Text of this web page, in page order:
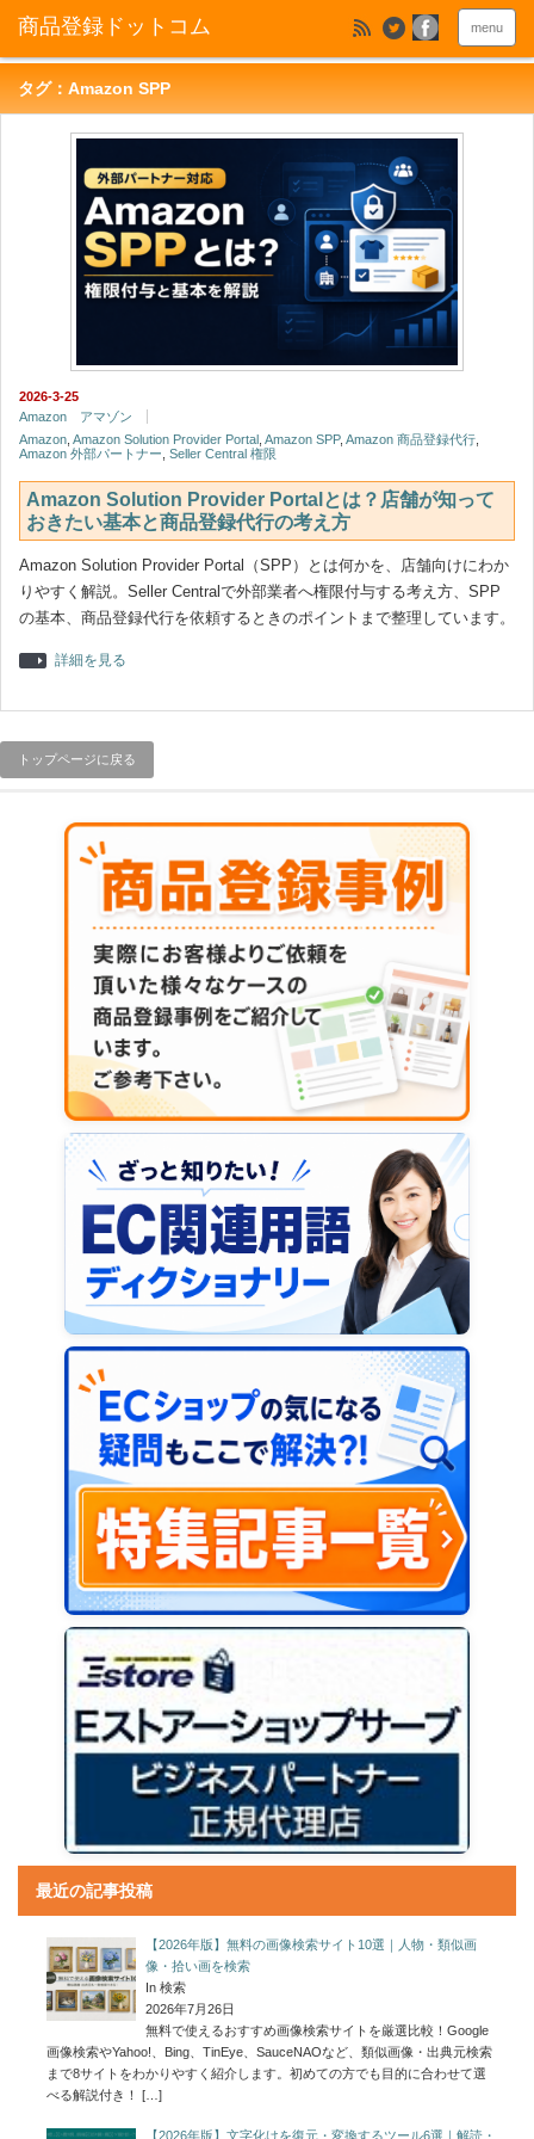
menu
タグ：Amazon SPP
2026-3-25
Amazon アマゾン
Amazon Amazon Solution Provider Portal Amazon SPP, Amazon 商品登録代行
Amazon 外部パートナー Seller Central 権限
Amazon Solution Provider Portalとは？店舗が知って
おきたい基本と商品登録代行の考え方
Amazon Solution Provider Portal（SPP）とは何かを、店舗向けにわか
りやすく解説。Seller Centralで外部業者へ権限付与する考え方、SPP
の基本、商品登録代行を依頼するときのポイントまで整理しています。
詳細を見る
トップページに戻る
最近の記事投稿
【2026年版】無料の画像検索サイト10選｜人物・類似画
像・拾い画を検索
In 検索
2026年7月26日
無料で使えるおすすめ画像検索サイトを厳選比較！Google
画像検索やYahoo!、Bing、TinEye、SauceNAOなど、類似画像・出典元検索
まで8サイトをわかりやすく紹介します。初めての方でも目的に合わせて選
べる解説付き！
[…]
【2026年版】文字化けを復元・変換するツール6選｜解読・